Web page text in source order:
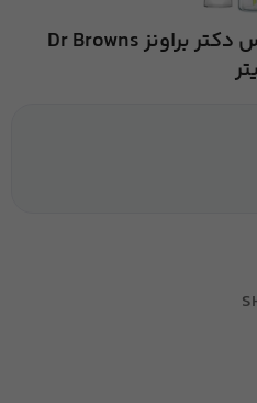
شیشه شیر پیرکس دکتر براونز Dr Browns